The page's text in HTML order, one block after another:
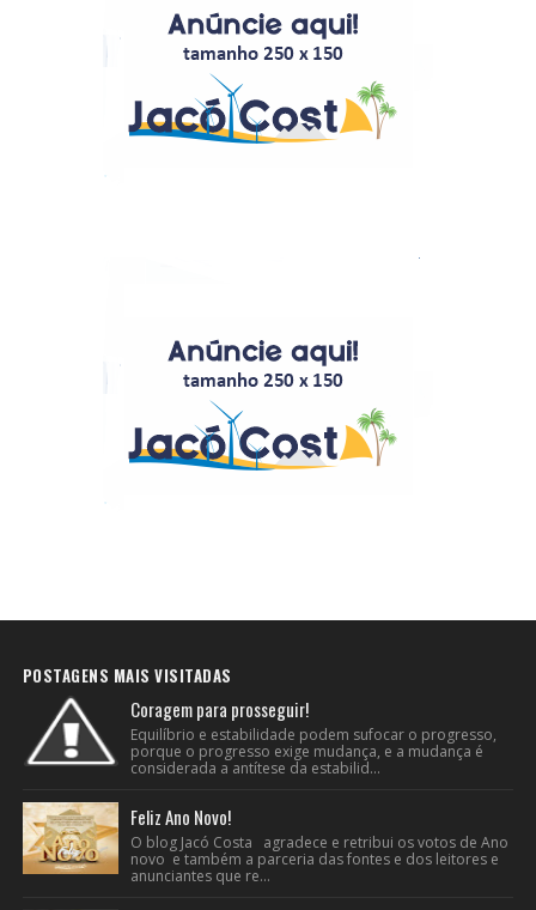
POSTAGENS MAIS VISITADAS
Coragem para prosseguir!
Equilíbrio e estabilidade podem sufocar o progresso,
porque o progresso exige mudança, e a mudança é
considerada a antítese da estabilid...
Feliz Ano Novo!
O blog Jacó Costa agradece e retribui os votos de Ano
novo e também a parceria das fontes e dos leitores e
anunciantes que re...